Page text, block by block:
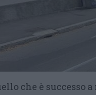
che è successo